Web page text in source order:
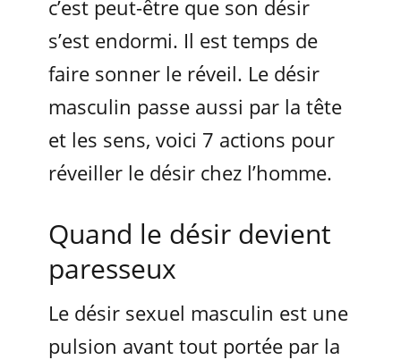
c’est peut-être que son désir
s’est endormi. Il est temps de
faire sonner le réveil. Le désir
masculin passe aussi par la tête
et les sens, voici 7 actions pour
réveiller le désir chez l’homme.
Quand le désir devient
paresseux
Le désir sexuel masculin est une
pulsion avant tout portée par la